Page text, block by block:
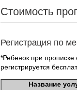
Стоимость
Регистрация по
*Ребенок при прописке
регистрируется
Название